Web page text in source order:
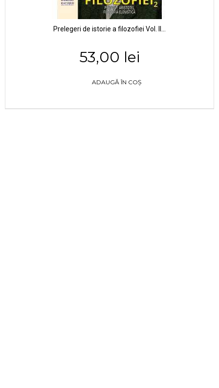
Prelegeri de istorie a filozofiei Vol. II...
53,00 lei
ADAUGĂ ÎN COȘ